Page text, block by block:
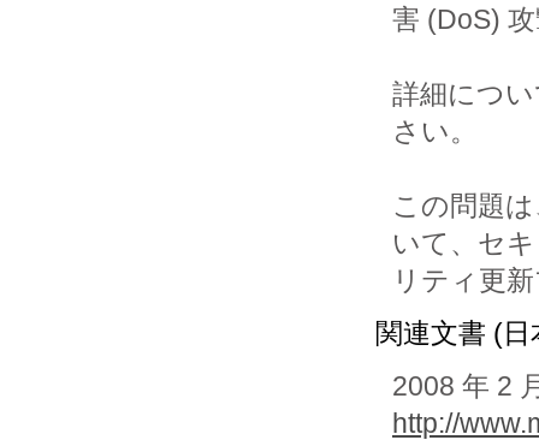
害 (DoS)
詳細につ
さい。
この問題
いて、セ
リティ更
関連文書 (日
2008 年 2
http://